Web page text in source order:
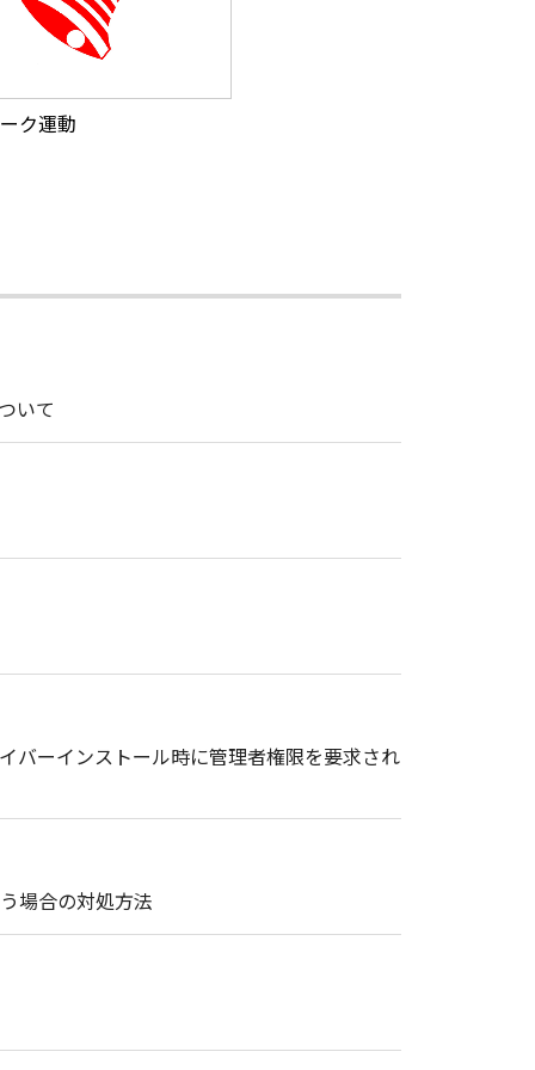
ク運動
いて
バーインストール時に管理者権限を要求され
場合の対処方法